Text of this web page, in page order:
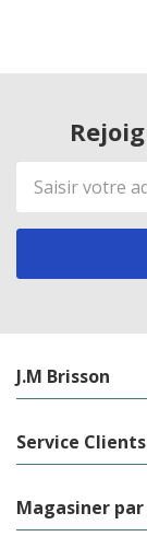
Adresse
de
courriel
J.M Brisson
Service Clients
Magasiner